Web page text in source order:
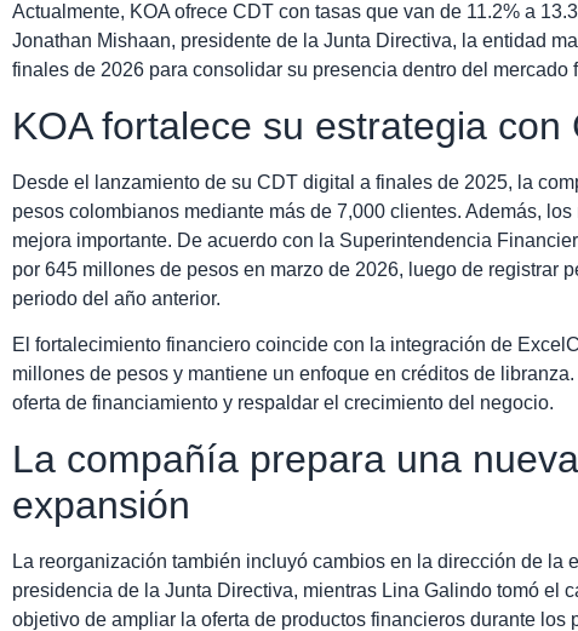
Actualmente, KOA ofrece CDT con tasas que van de 11.2% a
Jonathan Mishaan, presidente de la Junta Directiva, la entidad
finales de 2026 para consolidar su presencia dentro del mercado
KOA fortalece su estrategia con
Desde el lanzamiento de su CDT digital a finales de 2025, la
pesos colombianos mediante más de 7,000 clientes. Además,
mejora importante. De acuerdo con la Superintendencia
por 645 millones de pesos en marzo de 2026, luego de registrar
periodo del año anterior.
El fortalecimiento financiero coincide con la integración de
millones de pesos y mantiene un enfoque en créditos de
oferta de financiamiento y respaldar el crecimiento del negocio.
La compañía prepara una
expansión
La reorganización también incluyó cambios en la dirección de la
presidencia de la Junta Directiva, mientras Lina Galindo tomó el
objetivo de ampliar la oferta de productos financieros durante los